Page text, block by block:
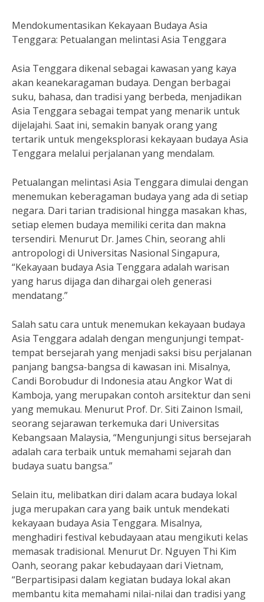
Mendokumentasikan Kekayaan Budaya Asia
Tenggara: Petualangan melintasi Asia Tenggara
Asia Tenggara dikenal sebagai kawasan yang kaya
akan keanekaragaman budaya. Dengan berbagai
suku, bahasa, dan tradisi yang berbeda, menjadikan
Asia Tenggara sebagai tempat yang menarik untuk
dijelajahi. Saat ini, semakin banyak orang yang
tertarik untuk mengeksplorasi kekayaan budaya Asia
Tenggara melalui perjalanan yang mendalam.
Petualangan melintasi Asia Tenggara dimulai dengan
menemukan keberagaman budaya yang ada di setiap
negara. Dari tarian tradisional hingga masakan khas,
setiap elemen budaya memiliki cerita dan makna
tersendiri. Menurut Dr. James Chin, seorang ahli
antropologi di Universitas Nasional Singapura,
“Kekayaan budaya Asia Tenggara adalah warisan
yang harus dijaga dan dihargai oleh generasi
mendatang.”
Salah satu cara untuk menemukan kekayaan budaya
Asia Tenggara adalah dengan mengunjungi tempat-
tempat bersejarah yang menjadi saksi bisu perjalanan
panjang bangsa-bangsa di kawasan ini. Misalnya,
Candi Borobudur di Indonesia atau Angkor Wat di
Kamboja, yang merupakan contoh arsitektur dan seni
yang memukau. Menurut Prof. Dr. Siti Zainon Ismail,
seorang sejarawan terkemuka dari Universitas
Kebangsaan Malaysia, “Mengunjungi situs bersejarah
adalah cara terbaik untuk memahami sejarah dan
budaya suatu bangsa.”
Selain itu, melibatkan diri dalam acara budaya lokal
juga merupakan cara yang baik untuk mendekati
kekayaan budaya Asia Tenggara. Misalnya,
menghadiri festival kebudayaan atau mengikuti kelas
memasak tradisional. Menurut Dr. Nguyen Thi Kim
Oanh, seorang pakar kebudayaan dari Vietnam,
“Berpartisipasi dalam kegiatan budaya lokal akan
membantu kita memahami nilai-nilai dan tradisi yang